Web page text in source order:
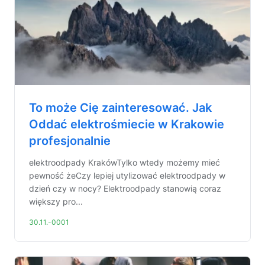
To może Cię zainteresować. Jak
Oddać elektrośmiecie w Krakowie
profesjonalnie
elektroodpady KrakówTylko wtedy możemy mieć
pewność żeCzy lepiej utylizować elektroodpady w
dzień czy w nocy? Elektroodpady stanowią coraz
większy pro...
30.11.-0001